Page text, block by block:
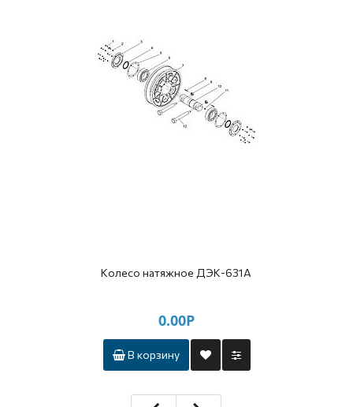
Колесо натяжное ДЭК-631А
0.00Р
В корзину